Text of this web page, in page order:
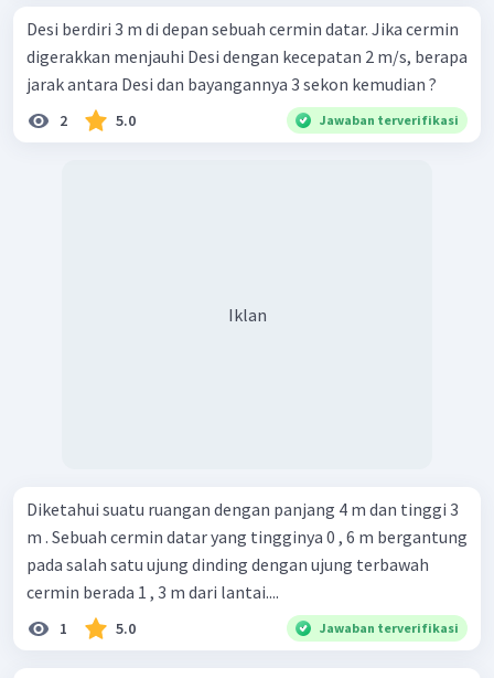
Desi berdiri 3 m di depan sebuah cermin datar. Jika cermin
digerakkan menjauhi Desi dengan kecepatan 2 m/s, berapa
jarak antara Desi dan bayangannya 3 sekon kemudian ?
2 5.0 Jawaban terverifikasi
Iklan
Diketahui suatu ruangan dengan panjang 4 m dan tinggi 3
m . Sebuah cermin datar yang tingginya 0 , 6 m bergantung
pada salah satu ujung dinding dengan ujung terbawah
cermin berada 1 , 3 m dari lantai....
1 5.0 Jawaban terverifikasi